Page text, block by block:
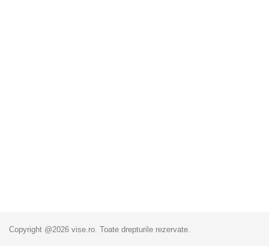
Copyright @2026 vise.ro. Toate drepturile rezervate.